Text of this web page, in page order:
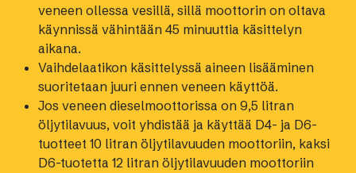
veneen ollessa vesillä, sillä moottorin on oltava
käynnissä vähintään 45 minuuttia käsittelyn
aikana.
Vaihdelaatikon käsittelyssä aineen lisääminen
suoritetaan juuri ennen veneen käyttöä.
Jos veneen dieselmoottorissa on 9,5 litran
öljytilavuus, voit yhdistää ja käyttää D4- ja D6-
tuotteet 10 litran öljytilavuuden moottoriin, kaksi
D6-tuotetta 12 litran öljytilavuuden moottoriin